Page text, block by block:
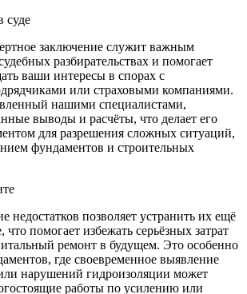
суде
заключение служит важным
разбирательствах и помогает
ваши интересы в спорах с
или страховыми компаниями.
нашими специалистами,
выводы и расчёты, что делает его
для разрешения сложных ситуаций,
фундаментов и строительных
недостатков позволяет устранить их ещё
что помогает избежать серьёзных затрат
ремонт в будущем. Это особенно
где своевременное выявление
нарушений гидроизоляции может
работы по усилению или